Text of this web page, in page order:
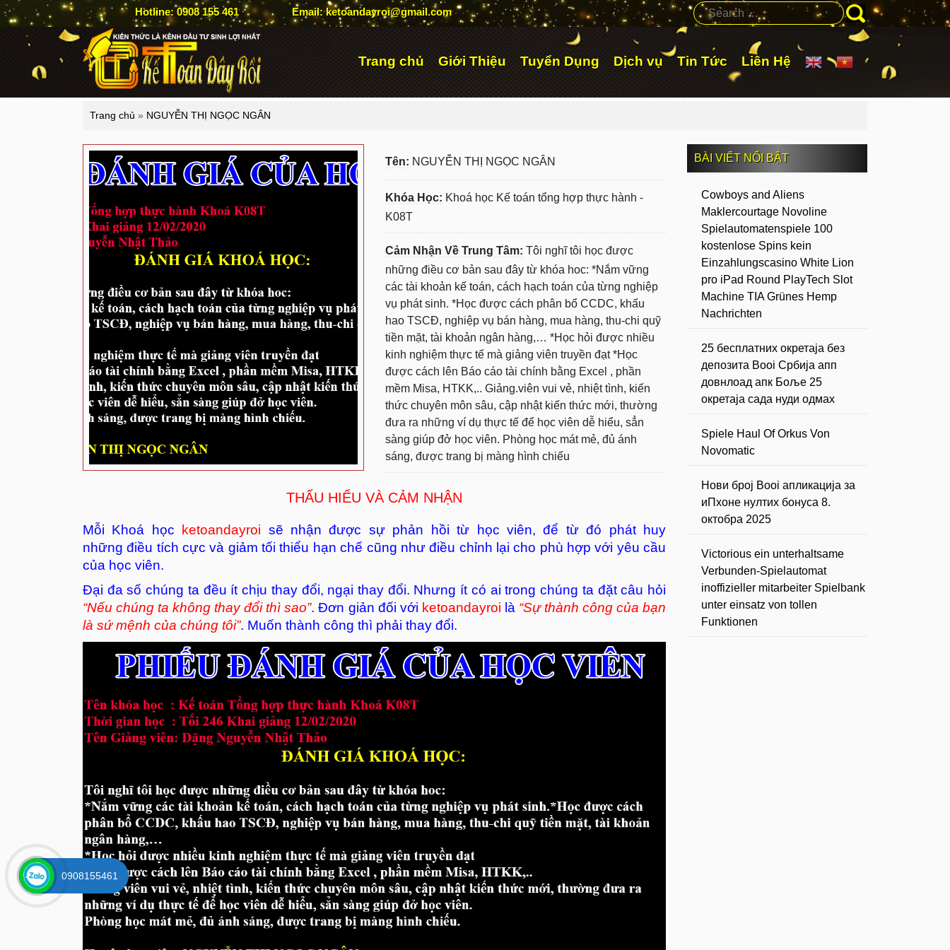
Hotline: 0908 155 461 Email: ketoandayroi@gmail.com Search
Trang chủ Giới Thiệu Tuyển Dụng Dịch vụ Tin Tức Liên Hệ
Trang chủ » NGUYỄN THỊ NGỌC NGÂN
Tên: NGUYỄN THỊ NGỌC NGÂN
Khóa Học: Khoá học Kế toán tổng hợp thực hành -
K08T
Cảm Nhận Về Trung Tâm: Tôi nghĩ tôi học được
những điều cơ bản sau đây từ khóa hoc: *Nắm vững
các tài khoản kế toán, cách hạch toán của từng nghiệp
vụ phát sinh. *Học được cách phân bổ CCDC, khấu
hao TSCĐ, nghiệp vụ bán hàng, mua hàng, thu-chi quỹ
tiền mặt, tài khoản ngân hàng,… *Học hỏi được nhiều
kinh nghiệm thực tế mà giảng viên truyền đạt *Học
được cách lên Báo cáo tài chính bằng Excel , phần
mềm Misa, HTKK,.. Giảng.viên vui vẻ, nhiệt tình, kiến
thức chuyên môn sâu, cập nhật kiến thức mới, thường
đưa ra những ví dụ thực tế để học viên dễ hiểu, sẳn
sàng giúp đở học viên. Phòng học mát mẻ, đủ ánh
sáng, được trang bị màng hình chiếu
THẤU HIỂU VÀ CẢM NHẬN
Mỗi Khoá học ketoandayroi sẽ nhận được sự phản hồi từ học viên, để từ đó phát huy
những điều tích cực và giảm tối thiểu hạn chế cũng như điều chỉnh lại cho phù hợp với yêu cầu
của học viên.
Đại đa số chúng ta đều ít chịu thay đổi, ngại thay đổi. Nhưng ít có ai trong chúng ta đặt câu hỏi
“Nếu chúng ta không thay đổi thì sao”. Đơn giản đối với ketoandayroi là “Sự thành công của bạn
là sứ mệnh của chúng tôi”. Muốn thành công thì phải thay đổi.
BÀI VIẾT NỔI BẬT
Cowboys and Aliens
Maklercourtage Novoline
Spielautomatenspiele 100
kostenlose Spins kein
Einzahlungscasino White Lion
pro iPad Round PlayTech Slot
Machine TIA Grünes Hemp
Nachrichten
25 бесплатних окретаја без
депозита Booi Србија апп
довнлоад апк Боље 25
окретаја сада нуди одмах
Spiele Haul Of Orkus Von
Novomatic
Нови број Booi апликација за
иПхоне нултих бонуса 8.
октобра 2025
Victorious ein unterhaltsame
Verbunden-Spielautomat
inoffizieller mitarbeiter Spielbank
unter einsatz von tollen
Funktionen
0908155461